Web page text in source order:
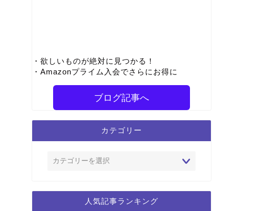
・欲しいものが絶対に見つかる！
・Amazonプライム入会でさらにお得に
ブログ記事へ
カテゴリー
人気記事ランキング